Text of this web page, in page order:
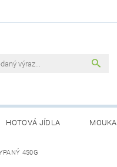
HOTOVÁ JÍDLA MOUKA
450G